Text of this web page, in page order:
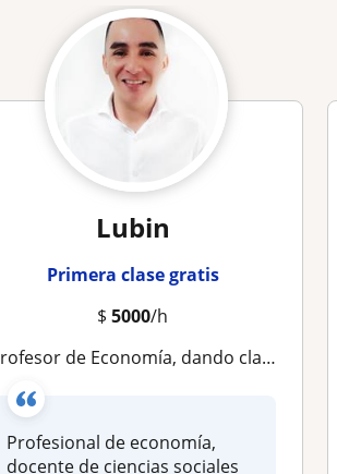
Lubin
Primera clase gratis
$5000/h
Profesor de Economía, dando clases de ciencias sociales, política, geografía
Profesional de economía,
docente de ciencias sociales